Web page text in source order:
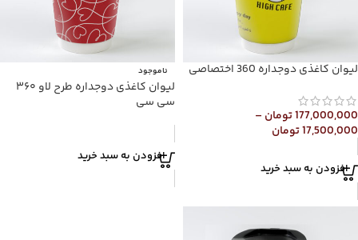
لیوان کاغذی دوجداره 360 اختصاصی
177,000,000تومان –
17,500,000تومان
افزودن به سبد خرید
ناموجود
لیوان کاغذی دوجداره طرح لاو ۳۶۰
سی سی
افزودن به سبد خرید